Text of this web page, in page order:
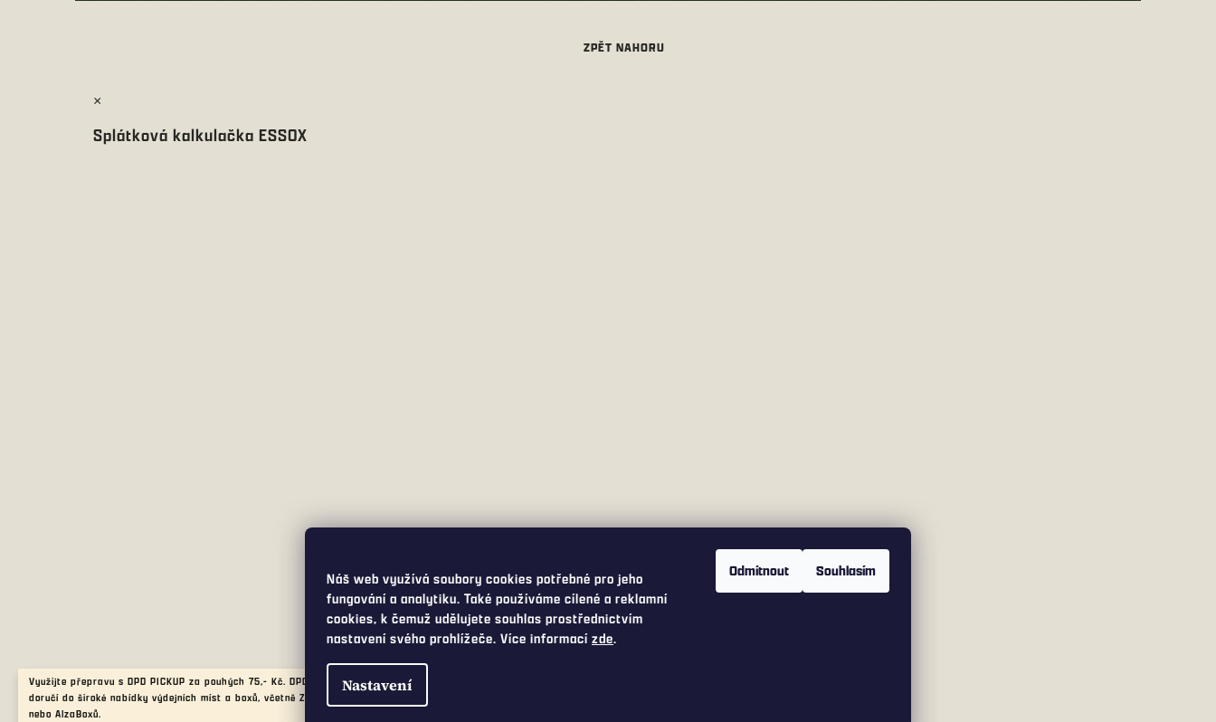
Náš web využívá soubory cookies potřebné pro jeho
fungování a analytiku. Také používáme cílené a reklamní
cookies, k čemuž udělujete souhlas prostřednictvím
nastavení svého prohlížeče. Více informacízde.
Nastavení
Odmítnout Souhlasím
Využijte přepravu s DPD PICKUP za pouhých 75,- Kč. DPD PICKUP Vám balíček
doručí do široké nabídky výdejních míst a boxů, včetně Z-boxů od Zásilkovny
nebo AlzaBoxů.
×
Splátková kalkulačka ESSOX